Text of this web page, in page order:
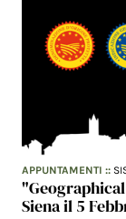
APPUNTAMENTI ::
Siena il 5